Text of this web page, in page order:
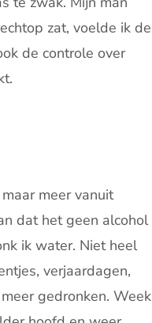
zat, voelde ik de
de controle over
meer vanuit
dat het geen alcohol
ik water. Niet heel
verjaardagen,
gedronken. Week